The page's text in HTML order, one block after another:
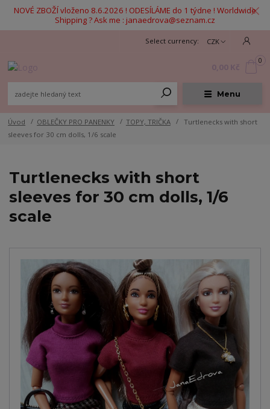
NOVÉ ZBOŽÍ vloženo 8.6.2026 ! ODESÍLÁME do 1 týdne ! Worldwide
Shipping ? Ask me : janaedrova@seznam.cz
Menu
CZK
0
Úvod OBLEČKY PRO PANENKY TOPY, TRIČKA
Turtlenecks with short
sleeves for 30 cm dolls, 1/6 scale
Turtlenecks with short
sleeves for 30 cm dolls, 1/6
scale